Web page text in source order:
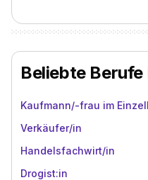
Beliebte
Kaufmann/-frau im
Verkäufer/in
Handelsfachwirt/in
Drogist:in